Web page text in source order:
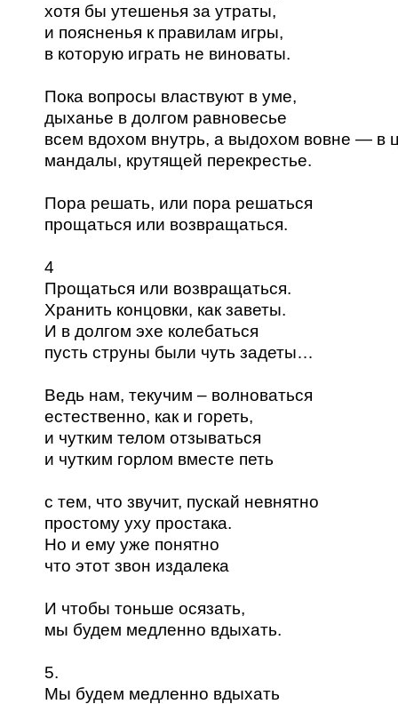
хотя бы утешенья за утраты,
и поясненья к правилам игры,
в которую играть не виноваты.
Пока вопросы властвуют в уме,
дыханье в долгом равновесье
всем вдохом внутрь, а выдохом вовне — в
мандалы, крутящей перекрестье.
Пора решать, или пора решаться
прощаться или возвращаться.
4
Прощаться или возвращаться.
Хранить концовки, как заветы.
И в долгом эхе колебаться
пусть струны были чуть задеты…
Ведь нам, текучим – волноваться
естественно, как и гореть,
и чутким телом отзываться
и чутким горлом вместе петь
с тем, что звучит, пускай невнятно
простому уху простака.
Но и ему уже понятно
что этот звон издалека
И чтобы тоньше осязать,
мы будем медленно вдыхать.
5.
Мы будем медленно вдыхать